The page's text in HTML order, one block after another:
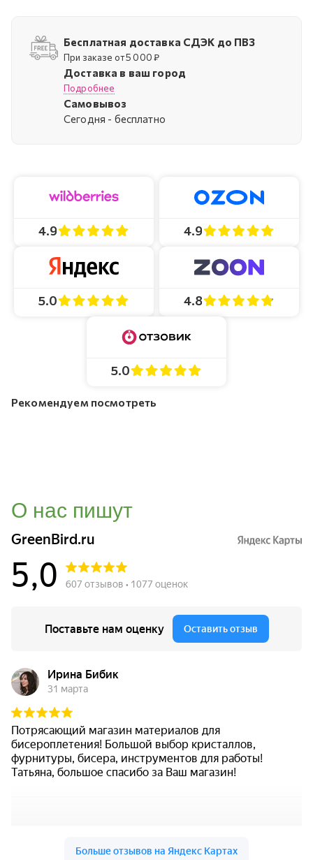
Бесплатная доставка СДЭК до ПВЗ
При заказе от 5 000 ₽
Доставка в ваш город
Подробнее
Самовывоз
Cегодня - бесплатно
4.9 4.9
5.0 4.8
5.0
Рекомендуем посмотреть
О нас пишут